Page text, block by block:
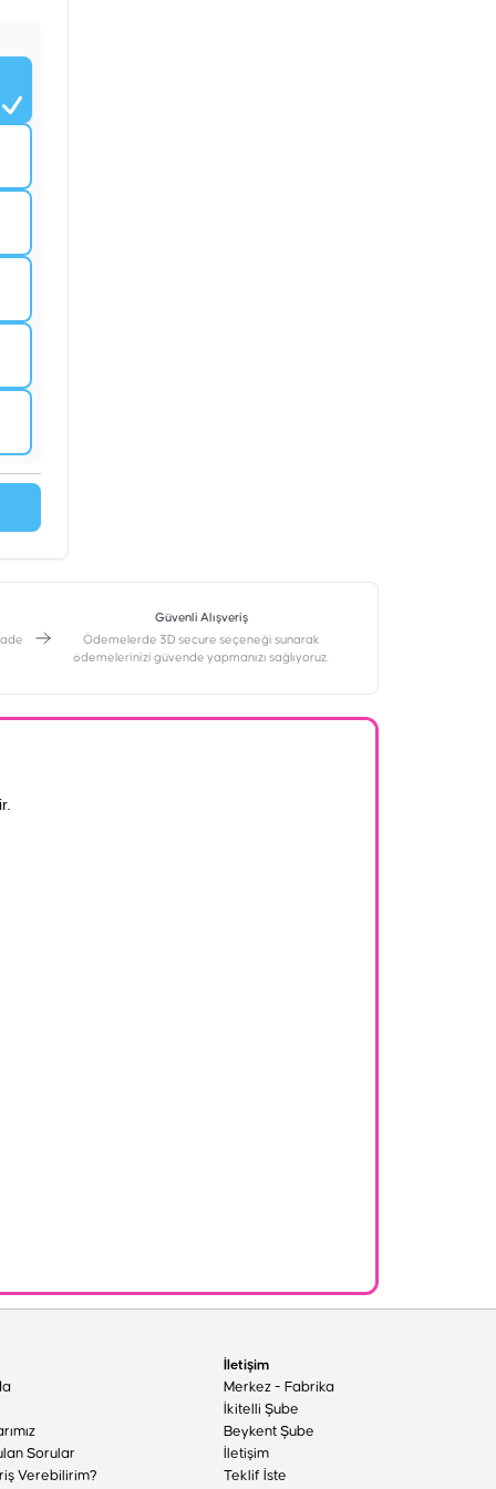
Güvenli Alışveriş
Ödemelerde 3D secure seçeneği sunarak
ödemelerinizi güvende yapmanızı sağlıyoruz.
Sorular
Verebilirim?
İletişim
Merkez - Fabrika
İkitelli Şube
Beykent Şube
İletişim
Teklif İste